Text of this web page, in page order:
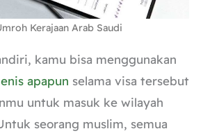
Kerajaan Arab Saudi
kamu bisa menggunakan
apapun selama visa tersebut
untuk masuk ke wilayah
seorang muslim, semua